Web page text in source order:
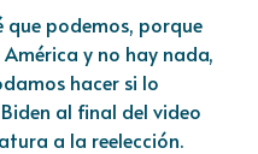
que podemos, porque
y no hay nada,
hacer si lo
Biden al final del video
a la reelección.